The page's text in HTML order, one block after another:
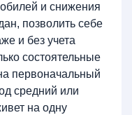
и снижения
позволить себе
и без учета
состоятельные
первоначальный
средний или
на одну